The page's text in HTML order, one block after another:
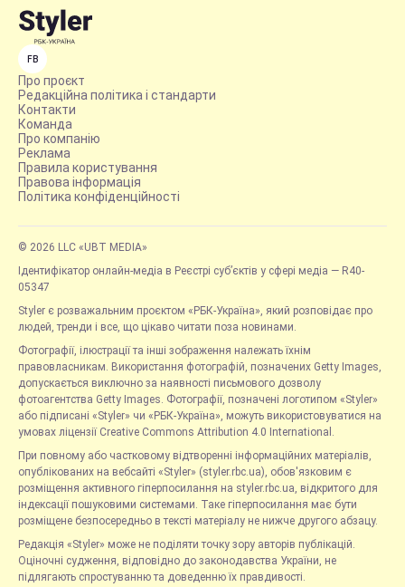
FB
Про проєкт
Редакційна політика і стандарти
Контакти
Команда
Про компанію
Реклама
Правила користування
Правова інформація
Політика конфіденційності
© 2026 LLC «UBT MEDIA»
Ідентифікатор онлайн-медіа в Реєстрі суб’єктів у сфері медіа — R40-
05347
Styler є розважальним проєктом «РБК-Україна», який розповідає про
людей, тренди і все, що цікаво читати поза новинами.
Фотографії, ілюстрації та інші зображення належать їхнім
правовласникам. Використання фотографій, позначених Getty Images,
допускається виключно за наявності письмового дозволу
фотоагентства Getty Images. Фотографії, позначені логотипом «Styler»
або підписані «Styler» чи «РБК-Україна», можуть використовуватися на
умовах ліцензії Creative Commons Attribution 4.0 International.
При повному або частковому відтворенні інформаційних матеріалів,
опублікованих на вебсайті «Styler» (styler.rbc.ua), обов'язковим є
розміщення активного гіперпосилання на styler.rbc.ua, відкритого для
індексації пошуковими системами. Таке гіперпосилання має бути
розміщене безпосередньо в тексті матеріалу не нижче другого абзацу.
Редакція «Styler» може не поділяти точку зору авторів публікацій.
Оціночні судження, відповідно до законодавства України, не
підлягають спростуванню та доведенню їх правдивості.